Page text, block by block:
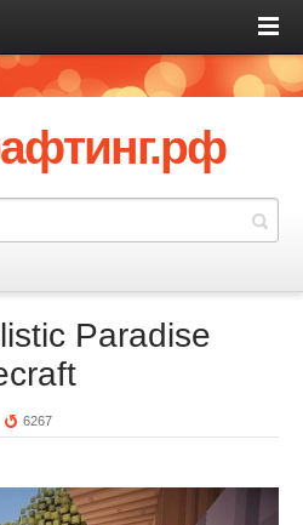
Paradise
6267